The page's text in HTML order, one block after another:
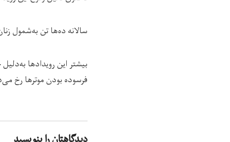
سالانه ده‌ها تن به‌شمول
بیشتر این رویدادها
فرسوده‌ بودن موترها رخ